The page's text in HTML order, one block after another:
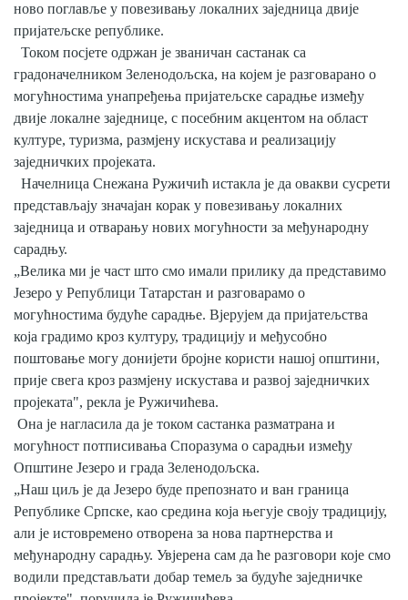
ФИНАНСИЈЕ
ПРИВРЕДА
Пољопривреда
Туризам
Спорт
ЦИВИЛНА ЗАШТИТА
ново поглавље у повезивању локалних заједница двије
пријатељске републике.
Током посјете одржан је званичан састанак са
градоначелником Зеленодољска, на којем је разговарано о
могућностима унапређења пријатељске сарадње између
двије локалне заједнице, с посебним акцентом на област
културе, туризма, размјену искустава и реализацију
заједничких пројеката.
Начелница Снежана Ружичић истакла је да овакви сусрети
представљају значајан корак у повезивању локалних
заједница и отварању нових могућности за међународну
сарадњу.
„Велика ми је част што смо имали прилику да представимо
Језеро у Републици Татарстан и разговарамо о
могућностима будуће сарадње. Вјерујем да пријатељства
која градимо кроз културу, традицију и међусобно
поштовање могу донијети бројне користи нашој општини,
прије свега кроз размјену искустава и развој заједничких
пројеката", рекла је Ружичићева.
Она је нагласила да је током састанка разматрана и
могућност потписивања Споразума о сарадњи између
Општине Језеро и града Зеленодољска.
„Наш циљ је да Језеро буде препознато и ван граница
Републике Српске, као средина која његује своју традицију,
али је истовремено отворена за нова партнерства и
међународну сарадњу. Увјерена сам да ће разговори које смо
водили представљати добар темељ за будуће заједничке